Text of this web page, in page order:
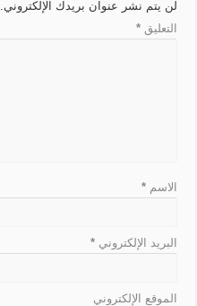
n
k
لن يتم نشر عنوان بريدك الإلكتروني.
التعليق*
الاسم*
البريد الإلكتروني*
الموقع الإلكتروني